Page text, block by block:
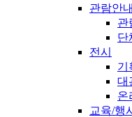
관람안내
관
단
전시
기
대
온
교육/행